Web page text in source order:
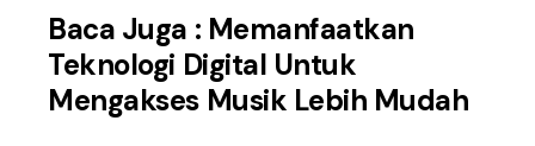
Baca Juga : Memanfaatkan
Teknologi Digital Untuk
Mengakses Musik Lebih Mudah